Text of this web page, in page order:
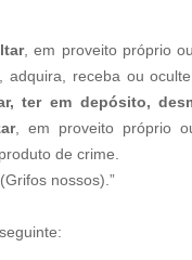
, em proveito próprio
receba ou
ter em depósito,
, em proveito próprio
de crime.
nossos).”